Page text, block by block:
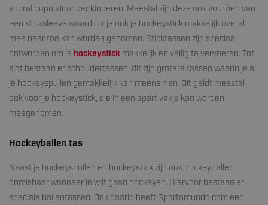
vooral populair onder kinderen. Meestal zijn deze ook voorzien van
een sticksleeve waardoor je ook je hockeystick makkelijk overal
mee naar toe kan worden genomen. Sticktassen zijn speciaal
ontworpen om je hockeystick makkelijk en veilig te vervoeren. Tot
slot bestaan er schoudertassen, dit zijn grotere tassen waarin je al
je hockeyspullen gemakkelijk kan meenemen. Dit geldt meestal
ook voor je hockeystick, die in een apart vakje kan worden
meegenomen.
Hockeyballen tas
Naast je hockeyspullen en hockeystick zijn ook hockeyballen
onmisbaar wanneer je wilt gaan hockeyen. Hiervoor bestaan er
speciale ballentassen. Ook daarin heeft Sportamundo.com een